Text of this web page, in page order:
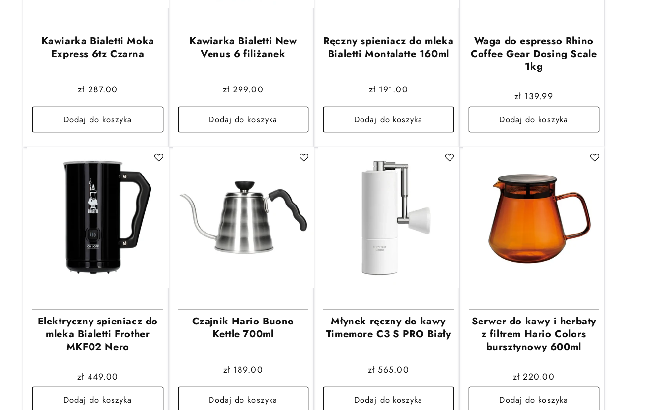
Kawiarka Bialetti Moka
Express 6tz Czarna
Cena
zł 287.00
Dodaj do koszyka
Kawiarka Bialetti New
Venus 6 filiżanek
Cena
zł 299.00
Dodaj do koszyka
Ręczny spieniacz do mleka
Bialetti Montalatte 160ml
Cena
zł 191.00
Dodaj do koszyka
Waga do espresso Rhino
Coffee Gear Dosing Scale
1kg
Cena
regularna
zł 139.99
Dodaj do koszyka
Elektryczny spieniacz do
mleka Bialetti Frother
MKF02 Nero
Cena
regularna
zł 449.00
Dodaj do koszyka
Czajnik Hario Buono
Kettle 700ml
Cena
zł 189.00
Dodaj do koszyka
Młynek ręczny do kawy
Timemore C3 S PRO Biały
Cena
zł 565.00
Dodaj do koszyka
Serwer do kawy i herbaty
z filtrem Hario Colors
bursztynowy 600ml
Cena
regularna
zł 220.00
Dodaj do koszyka